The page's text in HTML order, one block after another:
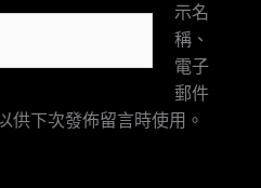
示名
稱、
電子
郵件
供下次發佈留言時使用。